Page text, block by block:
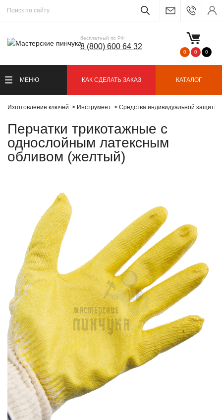
бесплатный по РФ
8 (800) 600 64 32
0 0 0
МЕНЮ КАК СДЕЛАТЬ ЗАКАЗ КАТАЛОГ
Изготовление ключей Инструмент Средства индивидуальной защиты
Перчатки трикотажные с
однослойным латексным
обливом (желтый)